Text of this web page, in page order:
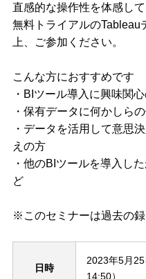
直感的な操作性を体感して
無料トライアルのTableau
上、ご参加ください。
こんな方におすすめです
・BIツール導入に興味関
・保有データに何かしら
・データを活用して意思
えの方
・他のBIツールを導入し
ど
※このセミナーは過去の録
日時
2023年5月
14:50）